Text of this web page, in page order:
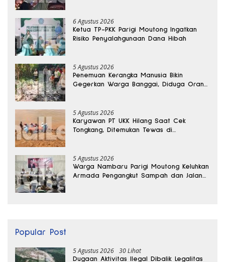
6 Agustus 2026
Ketua TP-PKK Parigi Moutong Ingatkan
Risiko Penyalahgunaan Dana Hibah
5 Agustus 2026
Penemuan Kerangka Manusia Bikin
Gegerkan Warga Banggai, Diduga Orang
5 Agustus 2026
Karyawan PT UKK Hilang Saat Cek
Tongkang, Ditemukan Tewas di
5 Agustus 2026
Warga Nambaru Parigi Moutong Keluhkan
Armada Pengangkut Sampah dan Jalan
Popular Post
5 Agustus 2026 30 Lihat
Dugaan Aktivitas Ilegal Dibalik Legalitas